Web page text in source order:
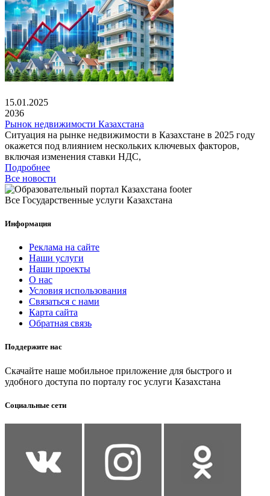
15.01.2025
2036
Рынок недвижимости Казахстана
Ситуация на рынке недвижимости в Казахстане в 2025 году
окажется под влиянием нескольких ключевых факторов,
включая изменения ставки НДС,
Подробнее
Все новости
Все Государственные услуги Казахстана
Информация
Реклама на сайте
Наши услуги
Наши проекты
О нас
Условия использования
Связаться с нами
Карта сайта
Обратная связь
Поддержите нас
Скачайте наше мобильное приложение для быстрого и
удобного доступа по порталу гос услуги Казахстана
Социальные сети